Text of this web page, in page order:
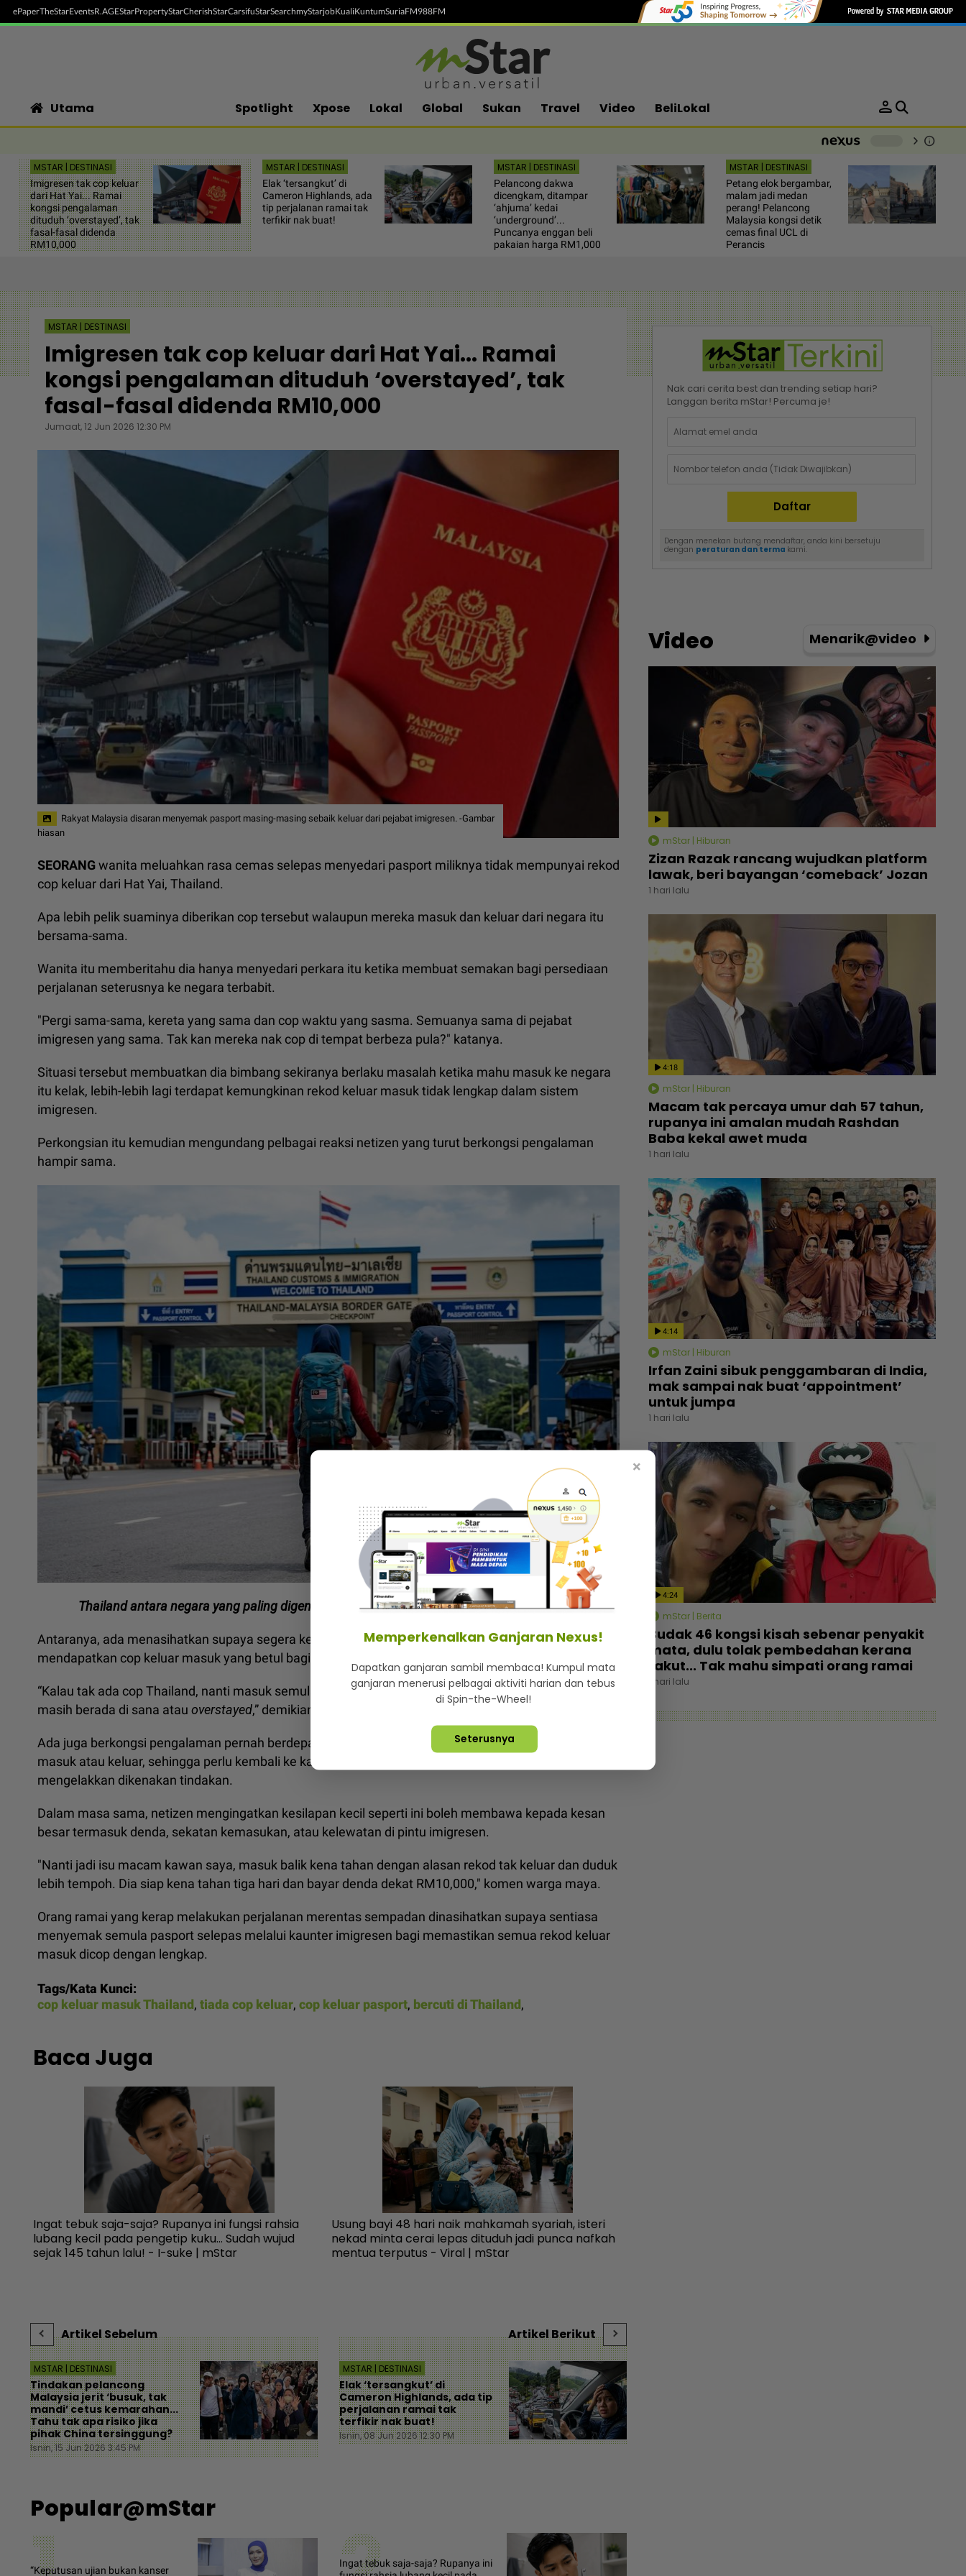
ePaperTheStarEventsR.AGEStarPropertyStarCherishStarCarsifuStarSearchmyStarjobKualiKuntumSuriaFM988FM
Utama Spotlight Xpose Lokal Global Sukan Travel Video BeliLokal person
chevron_right info
MSTAR | DESTINASI
Imigresen tak cop keluar
dari Hat Yai... Ramai
kongsi pengalaman
dituduh ‘overstayed’, tak
fasal-fasal didenda
RM10,000
MSTAR | DESTINASI
Elak ‘tersangkut’ di
Cameron Highlands, ada
tip perjalanan ramai tak
terfikir nak buat!
MSTAR | DESTINASI
Pelancong dakwa
dicengkam, ditampar
‘ahjuma’ kedai
‘underground’...
Puncanya enggan beli
pakaian harga RM1,000
MSTAR | DESTINASI
Petang elok bergambar,
malam jadi medan
perang! Pelancong
Malaysia kongsi detik
cemas final UCL di
Perancis
MSTAR | DESTINASI
Imigresen tak cop keluar dari Hat Yai... Ramai
kongsi pengalaman dituduh ‘overstayed’, tak
fasal-fasal didenda RM10,000
Jumaat, 12 Jun 2026 12:30 PM
Rakyat Malaysia disaran menyemak pasport masing-masing sebaik keluar dari pejabat imigresen. -Gambar
hiasan
SEORANGwanita meluahkan rasa cemas selepas menyedari pasport miliknya tidak mempunyai rekod
cop keluar dari Hat Yai, Thailand.
Apa lebih pelik suaminya diberikan cop tersebut walaupun mereka masuk dan keluar dari negara itu
bersama-sama.
Wanita itu memberitahu dia hanya menyedari perkara itu ketika membuat semakan bagi persediaan
perjalanan seterusnya ke negara terbabit.
"Pergi sama-sama, kereta yang sama dan cop waktu yang sasma. Semuanya sama di pejabat
imigresen yang sama. Tak kan mereka nak cop di tempat berbeza pula?" katanya.
Situasi tersebut membuatkan dia bimbang sekiranya berlaku masalah ketika mahu masuk ke negara
itu kelak, lebih-lebih lagi terdapat kemungkinan rekod keluar masuk tidak lengkap dalam sistem
imigresen.
Perkongsian itu kemudian mengundang pelbagai reaksi netizen yang turut berkongsi pengalaman
hampir sama.
Thailand antara negara yang paling digemari pelancong dari Malaysia. -Gambar hiasan AI
Antaranya, ada menasihatkan supaya segera kembali ke pihak imigresen Thailand untuk
mendapatkan cop keluar masuk yang betul bagi mengelakkan masalah pada perjalanan akan datang.
“Kalau tak ada cop Thailand, nanti masuk semula boleh kena tahan. Sistem mereka akan anggap kita
masih berada di sana atau overstayed,” demikian antara komen netizen.
Ada juga berkongsi pengalaman pernah berdepan situasi sama apabila tidak sedar ketiadaan cop
masuk atau keluar, sehingga perlu kembali ke kaunter imigresen untuk pembetulan rekod bagi
mengelakkan dikenakan tindakan.
Dalam masa sama, netizen mengingatkan kesilapan kecil seperti ini boleh membawa kepada kesan
besar termasuk denda, sekatan kemasukan, atau kelewatan di pintu imigresen.
"Nanti jadi isu macam kawan saya, masuk balik kena tahan dengan alasan rekod tak keluar dan duduk
lebih tempoh. Dia siap kena tahan tiga hari dan bayar denda dekat RM10,000," komen warga maya.
Orang ramai yang kerap melakukan perjalanan merentas sempadan dinasihatkan supaya sentiasa
menyemak semula pasport selepas melalui kaunter imigresen bagi memastikan semua rekod keluar
masuk dicop dengan lengkap.
Tags/Kata Kunci:
cop keluar masuk Thailand, tiada cop keluar, cop keluar pasport, bercuti di Thailand,
Baca Juga
Ingat tebuk saja-saja? Rupanya ini fungsi rahsia
lubang kecil pada pengetip kuku... Sudah wujud
sejak 145 tahun lalu! - I-suke | mStar
Usung bayi 48 hari naik mahkamah syariah, isteri
nekad minta cerai lepas dituduh jadi punca nafkah
mentua terputus - Viral | mStar
Artikel Sebelum
MSTAR | DESTINASI
Tindakan pelancong
Malaysia jerit ‘busuk, tak
mandi’ cetus kemarahan...
Tahu tak apa risiko jika
pihak China tersinggung?
Isnin, 15 Jun 2026 3:45 PM
Artikel Berikut
MSTAR | DESTINASI
Elak ‘tersangkut’ di
Cameron Highlands, ada tip
perjalanan ramai tak
terfikir nak buat!
Isnin, 08 Jun 2026 12:30 PM
Popular@mStar
“Keputusan ujian bukan kanser
Ingat tebuk saja-saja? Rupanya ini
Nak cari cerita best dan trending setiap hari?
Langgan berita mStar! Percuma je!
Dengan menekan butang mendaftar, anda kini bersetuju
dengan peraturan dan terma kami.
Video Menarik@video
mStar | Hiburan
Zizan Razak rancang wujudkan platform
lawak, beri bayangan ‘comeback’ Jozan
1 hari lalu
4:18
mStar | Hiburan
Macam tak percaya umur dah 57 tahun,
rupanya ini amalan mudah Rashdan
Baba kekal awet muda
1 hari lalu
4:14
mStar | Hiburan
Irfan Zaini sibuk penggambaran di India,
mak sampai nak buat ‘appointment’
untuk jumpa
1 hari lalu
4:24
mStar | Berita
Budak 46 kongsi kisah sebenar penyakit
mata, dulu tolak pembedahan kerana
takut... Tak mahu simpati orang ramai
1 hari lalu
×
Memperkenalkan Ganjaran Nexus!
Dapatkan ganjaran sambil membaca! Kumpul mata
ganjaran menerusi pelbagai aktiviti harian dan tebus
di Spin-the-Wheel!
Seterusnya